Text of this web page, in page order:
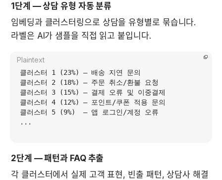
1단계 — 상담 유형 자동 분류
임베딩과 클러스터링으로 상담을 유형별로 묶습니다.
라벨은 AI가 샘플을 직접 읽고 붙입니다.
Plaintext
클러스터 1 (23%) — 배송 지연 문의
클러스터 2 (18%) — 주문 취소/환불 요청
클러스터 3 (15%) — 결제 오류 및 이중결제
클러스터 4 (12%) — 포인트/쿠폰 적용 문의
클러스터 5 (9%)  — 앱 로그인/계정 오류
2단계 — 패턴과 FAQ 추출
각 클러스터에서 실제 고객 표현, 빈출 패턴, 상담사 해결